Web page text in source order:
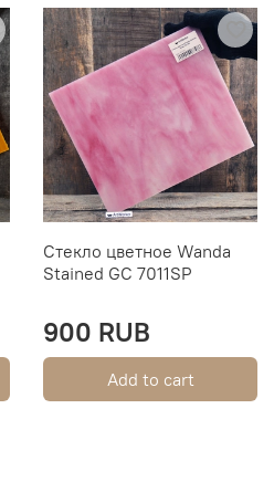
Стекло цветное Wanda
Stained GC 7011SP
900 RUB
Add to cart